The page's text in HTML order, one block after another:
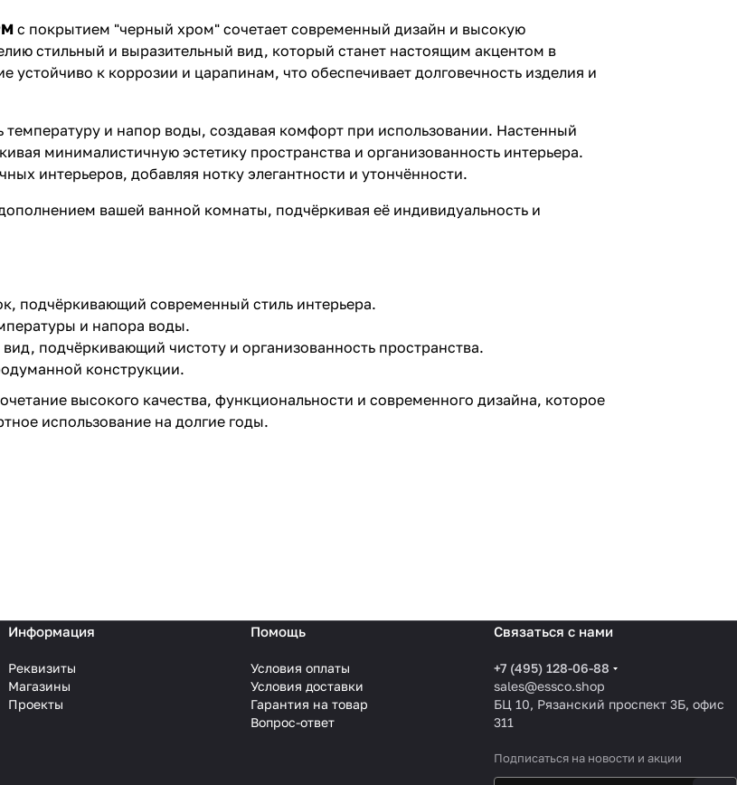
с покрытием "черный хром" сочетает современный дизайн и высокую
стильный и выразительный вид, который станет настоящим акцентом в
к коррозии и царапинам, что обеспечивает долговечность изделия и
и напор воды, создавая комфорт при использовании. Настенный
минималистичную эстетику пространства и организованность интерьера.
интерьеров, добавляя нотку элегантности и утончённости.
вашей ванной комнаты, подчёркивая её индивидуальность и
подчёркивающий современный стиль интерьера.
и напора воды.
подчёркивающий чистоту и организованность пространства.
конструкции.
высокого качества, функциональности и современного дизайна, которое
использование на долгие годы.
Информация
Реквизиты
Магазины
Проекты
Помощь
Условия оплаты
Условия доставки
Гарантия на товар
Вопрос-ответ
Связаться с нами
+7 (495) 128-06-88
sales@essco.shop
БЦ 10, Рязанский проспект 3Б, офис
311
Подписаться на новости и акции